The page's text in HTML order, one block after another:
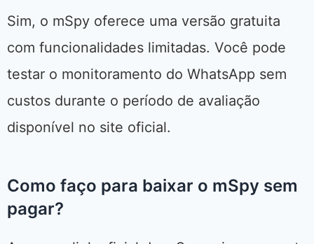
Sim, o mSpy oferece uma versão gratuita
com funcionalidades limitadas. Você pode
testar o monitoramento do WhatsApp sem
custos durante o período de avaliação
disponível no site oficial.
Como faço para baixar o mSpy sem
pagar?